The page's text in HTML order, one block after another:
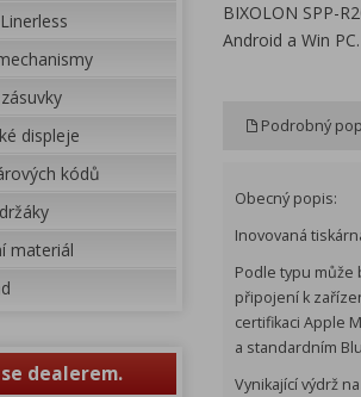
displeje
kódů
materiál
dealerem.
BIXOLON SPP-
Android a Win
Podrobný
Obecný popis:
Inovovaná
Podle typu
připojení k
certifikaci Apple
a standardním
Vynikající výdrž